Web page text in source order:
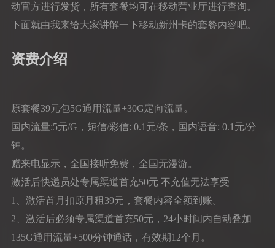
动官方进行发货，所有套餐均可在移动营业厅进行查询。
下面就由我来给大家讲解一下移动新州卡的套餐内容吧。
资费介绍
原套餐39元包5G通用流量+30G定向流量。
国内流量:5元/G，短信/彩信: 0.1元/条，国内语音: 0.1元/分
钟。
赠来电显示，全国接听免费，全国无漫游。
激活后快递员处专属渠道首充50元 不充值无法享受
1、激活首月扣原月租39元，套餐内容全额到账。
2、激活后必须专属渠道首充50元，24小时间内自动叠加
135G通用流量+500分钟通话，有效期12个月。